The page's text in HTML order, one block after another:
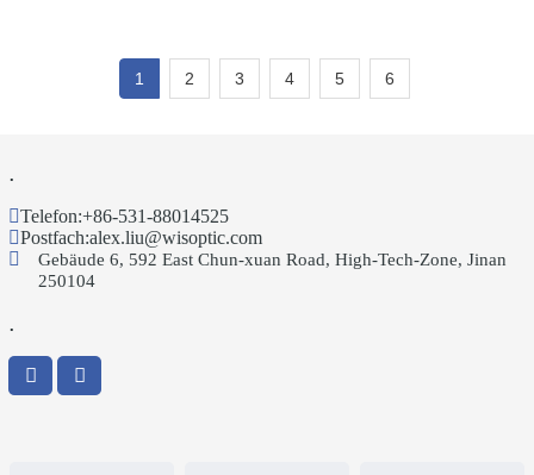
1 2 3 4 5 6
.
Telefon:+86-531-88014525
Postfach:alex.liu@wisoptic.com
Gebäude 6, 592 East Chun-xuan Road, High-Tech-Zone, Jinan
250104
.